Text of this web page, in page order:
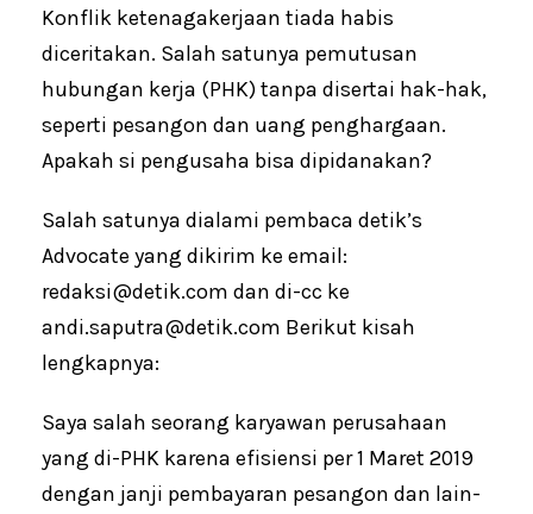
Konflik ketenagakerjaan tiada habis
diceritakan. Salah satunya pemutusan
hubungan kerja (PHK) tanpa disertai hak-hak,
seperti pesangon dan uang penghargaan.
Apakah si pengusaha bisa dipidanakan?
Salah satunya dialami pembaca detik’s
Advocate yang dikirim ke email:
redaksi@detik.com dan di-cc ke
andi.saputra@detik.com Berikut kisah
lengkapnya:
Saya salah seorang karyawan perusahaan
yang di-PHK karena efisiensi per 1 Maret 2019
dengan janji pembayaran pesangon dan lain-